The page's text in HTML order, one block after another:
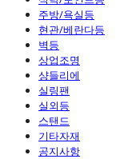
주방/욕실등
현관/베란다등
벽등
상업조명
샹들리에
실링팬
실외등
스탠드
기타자재
공지사항